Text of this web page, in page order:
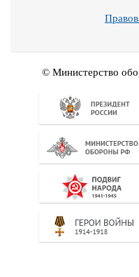
© Министерство